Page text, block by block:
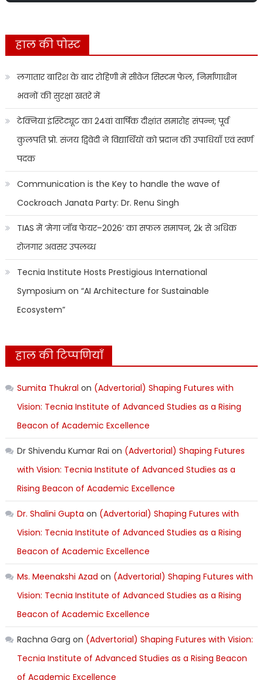
हाल की पोस्ट
लगातार बारिश के बाद रोहिणी में सीवेज सिस्टम फेल, निर्माणाधीन
भवनों की सुरक्षा खतरे में
टेक्निया इंस्टिट्यूट का 24वां वार्षिक दीक्षांत समारोह संपन्न; पूर्व
कुलपति प्रो. संजय द्विवेदी ने विद्यार्थियों को प्रदान की उपाधियाँ एवं स्वर्ण
पदक
Communication is the Key to handle the wave of
Cockroach Janata Party: Dr. Renu Singh
TIAS में ‘मेगा जॉब फेयर–2026’ का सफल समापन, 2k से अधिक
रोजगार अवसर उपलब्ध
Tecnia Institute Hosts Prestigious International
Symposium on “AI Architecture for Sustainable
Ecosystem”
हाल की टिप्पणियाँ
Sumita Thukral on (Advertorial) Shaping Futures with
Vision: Tecnia Institute of Advanced Studies as a Rising
Beacon of Academic Excellence
Dr Shivendu Kumar Rai on (Advertorial) Shaping Futures
with Vision: Tecnia Institute of Advanced Studies as a
Rising Beacon of Academic Excellence
Dr. Shalini Gupta on (Advertorial) Shaping Futures with
Vision: Tecnia Institute of Advanced Studies as a Rising
Beacon of Academic Excellence
Ms. Meenakshi Azad on (Advertorial) Shaping Futures with
Vision: Tecnia Institute of Advanced Studies as a Rising
Beacon of Academic Excellence
Rachna Garg on (Advertorial) Shaping Futures with Vision:
Tecnia Institute of Advanced Studies as a Rising Beacon
of Academic Excellence